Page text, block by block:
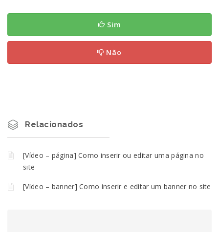
Sim
Não
Relacionados
[Vídeo – página] Como inserir ou editar uma página no
site
[Vídeo – banner] Como inserir e editar um banner no site